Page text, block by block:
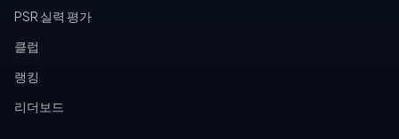
PSR 실력 평가
클럽
랭킹
리더보드